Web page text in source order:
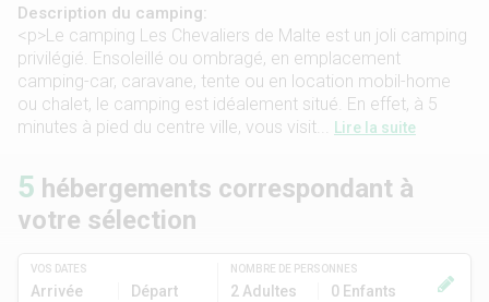
Description du camping:
<p>Le camping Les Chevaliers de Malte est un joli camping
privilégié. Ensoleillé ou ombragé, en emplacement
camping-car, caravane, tente ou en location mobil-home
ou chalet, le camping est idéalement situé. En effet, à 5
minutes à pied du centre ville, vous visit...
Lire la suite
VOS DATES
Arrivée Départ
NOMBRE DE PERSONNES
2 Adultes 0 Enfants
5 hébergements correspondant à
votre sélection